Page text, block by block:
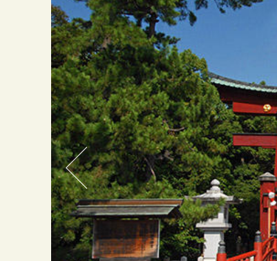
WEDDING PLAN
PHOTO&MOVIE
STORIES
ACCESS